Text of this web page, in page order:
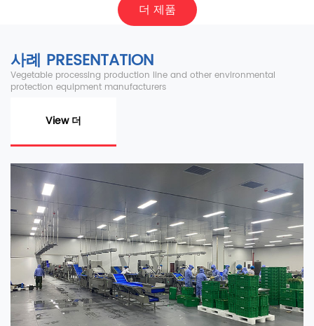
더 제품
사례 PRESENTATION
Vegetable processing production line and other environmental
protection equipment manufacturers
View 더